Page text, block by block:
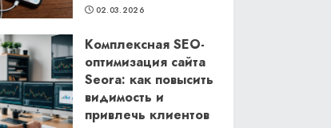
02.03.2026
Комплексная SEO-
оптимизация сайта
Seora: как повысить
видимость и
привлечь клиентов